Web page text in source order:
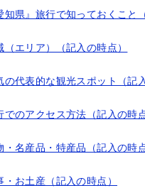
知県』旅行で知っておくこと
（エリア）（記入の時点）
の代表的な観光スポット（記
でのアクセス方法（記入の時点
・名産品・特産品（記入の時点
・お土産（記入の時点）